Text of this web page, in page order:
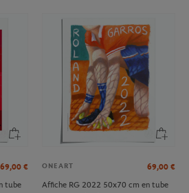
69,00 €
tube
ONEART 69,00 €
Affiche RG 2022 50x70 cm en tube